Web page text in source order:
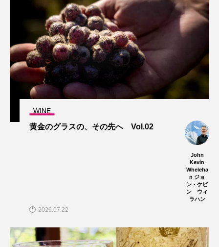
WINE
黄金のグラスの、その先へ Vol.02
John
Kevin
Wheleha
n ジョ
ン・ケビ
ン ウィ
ラハン
2026.07.22